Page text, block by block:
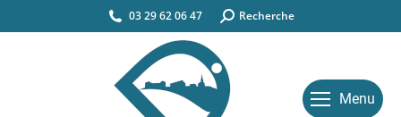
03 29 62 06 47 Search:Recherche
Menu